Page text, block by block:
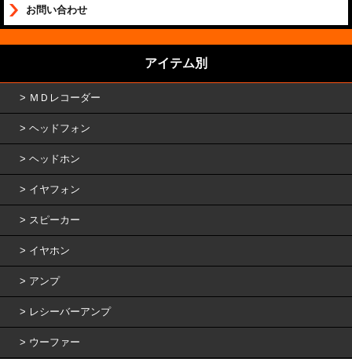
お問い合わせ
アイテム別
ＭＤレコーダー
ヘッドフォン
ヘッドホン
イヤフォン
スピーカー
イヤホン
アンプ
レシーバーアンプ
ウーファー